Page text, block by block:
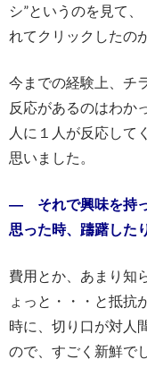
シ”というのを見て
れてクリックしたの
今までの経験上、チ
反応があるのはわか
人に１人が反応して
思いました。
― それで興味を持っ
思った時、躊躇した
費用とか、あまり知
ょっと・・・と抵抗
時に、切り口が対人
ので、すごく新鮮で